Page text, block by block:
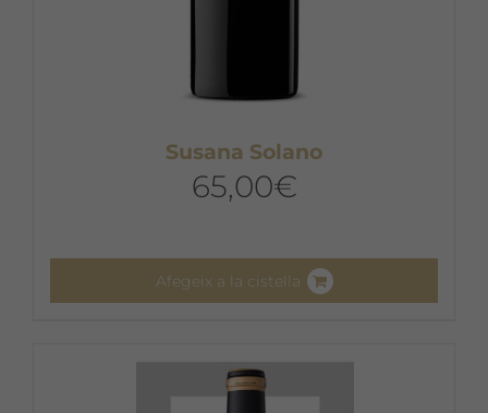
Susana Solano
65,00€
Afegeix a la cistella